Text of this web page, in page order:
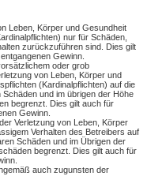
Leben, Körper und Gesundheit
nur für Schäden,
zurückzuführen sind. Dies gilt
Gewinn.
oder grob
von Leben, Körper und
(Kardinalpflichten) auf die
und im übrigen der Höhe
begrenzt. Dies gilt auch für
Gewinn.
Verletzung von Leben, Körper
Verhalten des Betreibers auf
Schäden und im Übrigen der
begrenzt. Dies gilt auch für
auch zugunsten der